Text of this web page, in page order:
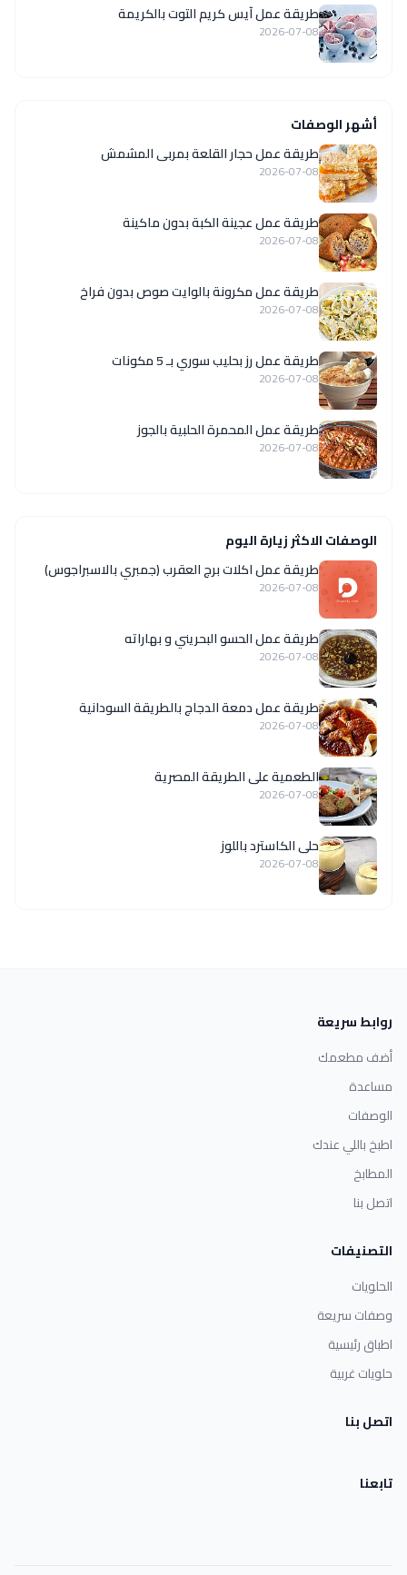
طريقة عمل آيس كريم التوت بالكريمة
2026-07-08
أشهر الوصفات
طريقة عمل حجار القلعة بمربى المشمش
2026-07-08
طريقة عمل عجينة الكبة بدون ماكينة
2026-07-08
طريقة عمل مكرونة بالوايت صوص بدون فراخ
2026-07-08
طريقة عمل رز بحليب سوري بـ 5 مكونات
2026-07-08
طريقة عمل المحمرة الحلبية بالجوز
2026-07-08
الوصفات الاكثر زيارة اليوم
طريقة عمل اكلات برج العقرب (جمبري بالاسبراجوس)
2026-07-08
طريقة عمل الحسو البحريني و بهاراته
2026-07-08
طريقة عمل دمعة الدجاج بالطريقة السودانية
2026-07-08
الطعمية على الطريقة المصرية
2026-07-08
حلى الكاسترد باللوز
2026-07-08
روابط سريعة
أضف مطعمك
مساعدة
الوصفات
اطبخ باللي عندك
المطابخ
اتصل بنا
التصنيفات
الحلويات
وصفات سريعة
اطباق رئيسية
حلويات غربية
اتصل بنا
تابعنا